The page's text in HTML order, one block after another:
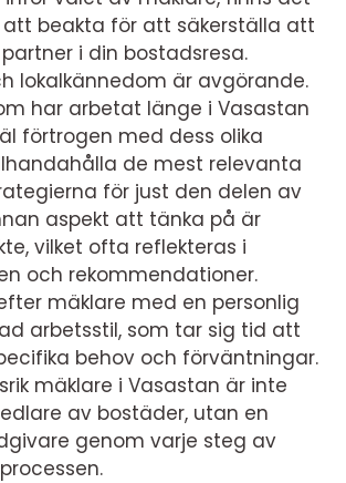
beakta för att säkerställa att
i din bostadsresa.
lokalkännedom är avgörande.
har arbetat länge i Vasastan
förtrogen med dess olika
de mest relevanta
för just den delen av
aspekt att tänka på är
vilket ofta reflekteras i
och rekommendationer.
mäklare med en personlig
arbetsstil, som tar sig tid att
behov och förväntningar.
mäklare i Vasastan är inte
av bostäder, utan en
genom varje steg av